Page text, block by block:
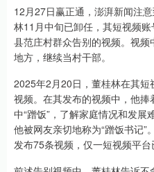
12月27日赢正通，澎湃新闻注
林11月中旬已卸任，其短视频
县范庄村群众告别的视频。视
地方，继续当村干部。
2025年2月20日，董桂林在其
视频。在其发布的视频中，他
中“蹭饭”，了解家庭情况和发展
他被网友亲切地称为“蹭饭书记
发布75条视频，仅一短视频平台